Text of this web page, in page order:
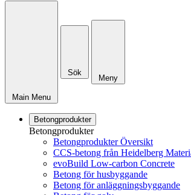
Main Menu
Sök
Meny
Betongprodukter
Betongprodukter
Betongprodukter Översikt
CCS-betong från Heidelberg
evoBuild Low-carbon Concrete
Betong för husbyggande
Betong för anläggningsbyggande